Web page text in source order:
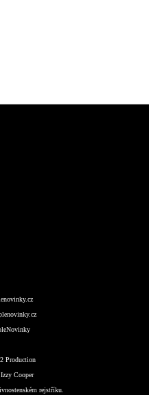
Production
Izzy Cooper
rejstříku.